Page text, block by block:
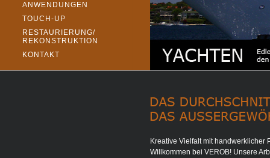
ANWENDUNGEN
TOUCH-UP
RESTAURIERUNG/
REKONSTRUKTION
KONTAKT
Kreative Vielfalt mit handwerklicher
Willkommen bei VEROB! Unsere